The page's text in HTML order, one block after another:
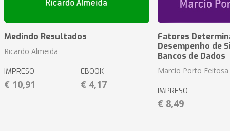
Medindo Resultados
Ricardo Almeida
IMPRESO
€ 10,91
EBOOK
€ 4,17
Fatores
Desempenho de
Bancos de Dados
Marcio Porto Feitosa
IMPRESO
€ 8,49